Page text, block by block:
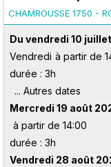
CHAMROUSSE 1750 -
Du vendredi 10
Vendredi à partir de
durée : 3h
Mercredi 19 août
à partir de 14:00
durée : 3h
Vendredi 28 août